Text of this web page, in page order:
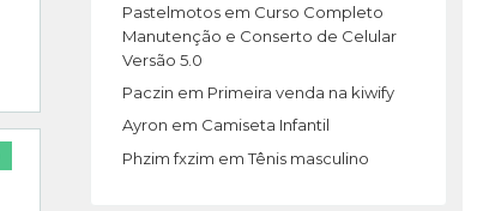
Pastelmotosem Curso Completo
Manutenção e Conserto de Celular
Versão 5.0
Paczin em Primeira venda na kiwify
Ayron em Camiseta Infantil
Phzim fxzim emTênis masculino